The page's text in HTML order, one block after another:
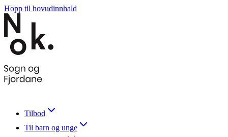
Hopp til hovudinnhald
Tilbod
Til barn og unge